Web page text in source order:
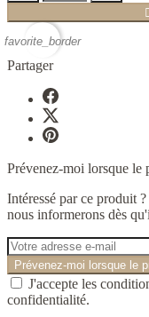
favorite_border
Partager
Prévenez-moi lorsque le
Intéressé par ce produit
nous informerons dès
Prévenez-moi lorsque le
J'accepte les
confidentialité.